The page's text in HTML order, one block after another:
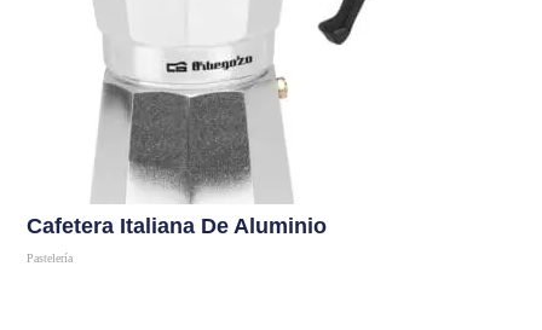
Cafetera Italiana De Aluminio
Pastelería